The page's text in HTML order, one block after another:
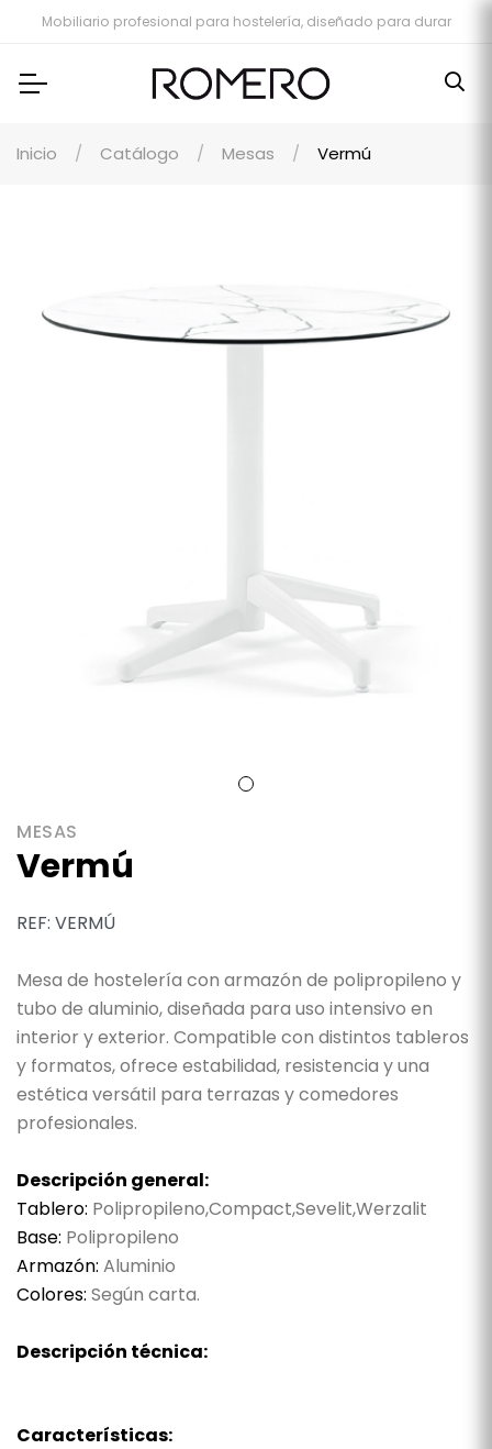
Mobiliario profesional para hostelería, diseñado para durar
Inicio Catálogo Mesas Vermú
MESAS
Vermú
REF: VERMÚ
Mesa de hostelería con armazón de polipropileno y
tubo de aluminio, diseñada para uso intensivo en
interior y exterior. Compatible con distintos tableros
y formatos, ofrece estabilidad, resistencia y una
estética versátil para terrazas y comedores
profesionales.
Descripción general:
Tablero: Polipropileno,Compact,Sevelit,Werzalit
Base: Polipropileno
Armazón: Aluminio
Colores: Según carta.
Descripción técnica:
Características: